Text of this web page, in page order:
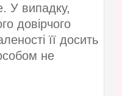
У випадку,
довірчого
її досить
не